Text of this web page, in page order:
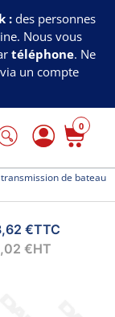
: des personnes
Nous vous
téléphone. Ne
un compte
0
de bateau
€TTC
€HT